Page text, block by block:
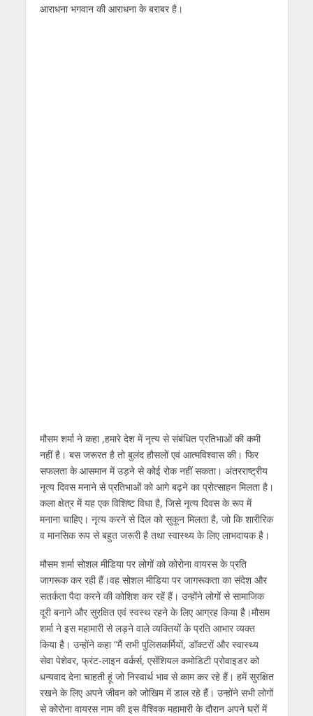
आराधना भगवान की आराधना के बराबर है।
मौसम शर्मा ने कहा ,हमारे देश में नृत्य से संबंधित प्रतिभाओं की कमी
नहीं है। बस जरूरत है तो बुलंद हौसलों एवं आत्मविश्वास की। फिर
सफलता के आसमान में उड़ने से कोई रोक नहीं सकता। अंतरराष्ट्रीय
नृत्य दिवस मनाने से प्रतिभाओं को आगे बढ़ने का प्रोत्साहन मिलता है।
कला क्षेत्र में यह एक विशिष्ट विधा है, जिसे नृत्य दिवस के रूप में
मनाना चाहिए। नृत्य करने से दिल को सुकून मिलता है, जो कि शारीरिक
व मानसिक रूप से बहुत जरूरी है तथा स्वास्थ्य के लिए लाभदायक है।
मौसम शर्मा सोशल मीडिया पर लोगों को कोरोना वायरस के प्रति
जागरूक कर रही हैं।वह सोशल मीडिया पर जागरूकता का संदेश और
सतर्कता पैदा करने की कोशिश कर रहें हैं। उन्होंने लोगों से सामाजिक
दूरी बनाने और सुरक्षित एवं स्वस्थ रहने के लिए आग्रह किया है।मौसम
शर्मा ने इस महामारी से लड़ने वाले व्यक्तियों के प्रति आभार व्यक्त
किया है। उन्होंने कहा “मैं सभी पुलिसकर्मियों, डॉक्टरों और स्वास्थ्य
सेवा पेशेवर, फ्रंट-लाइन वर्कर्स, एसेंशियल कमोडिटी प्रोवाइडर को
धन्यवाद देना चाहती हूं जो निस्वार्थ भाव से काम कर रहे हैं। हमें सुरक्षित
रखने के लिए अपने जीवन को जोखिम में डाल रहे हैं। उन्होंने सभी लोगों
से कोरोना वायरस नाम की इस वैश्विक महामारी के दौरान अपने घरों में